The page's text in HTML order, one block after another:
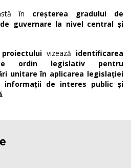
în creșterea gradului de
guvernare la nivel central și
vizează identificarea
ordin legislativ pentru
unitare în aplicarea legislației
informații de interes public și
.